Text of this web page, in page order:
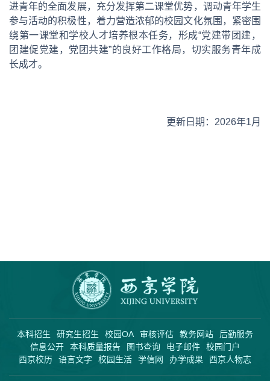
进青年的全面发展，充分发挥第二课堂优势，调动青年学生
参与活动的积极性，着力营造浓郁的校园文化氛围，紧密围
绕第一课堂和学校人才培养根本任务，形成“党建带团建，
团建促党建，党团共建”的良好工作格局，切实服务青年成
长成才。
更新日期：2026年1月
本科招生 研究生招生 校园OA 审核评估 教务网站
后勤服务
信息公开
本科质量报告 图书查询 电子邮件
校园门户
西京校历
语言文字 校园生活 学信网 办学成果 西京人物志